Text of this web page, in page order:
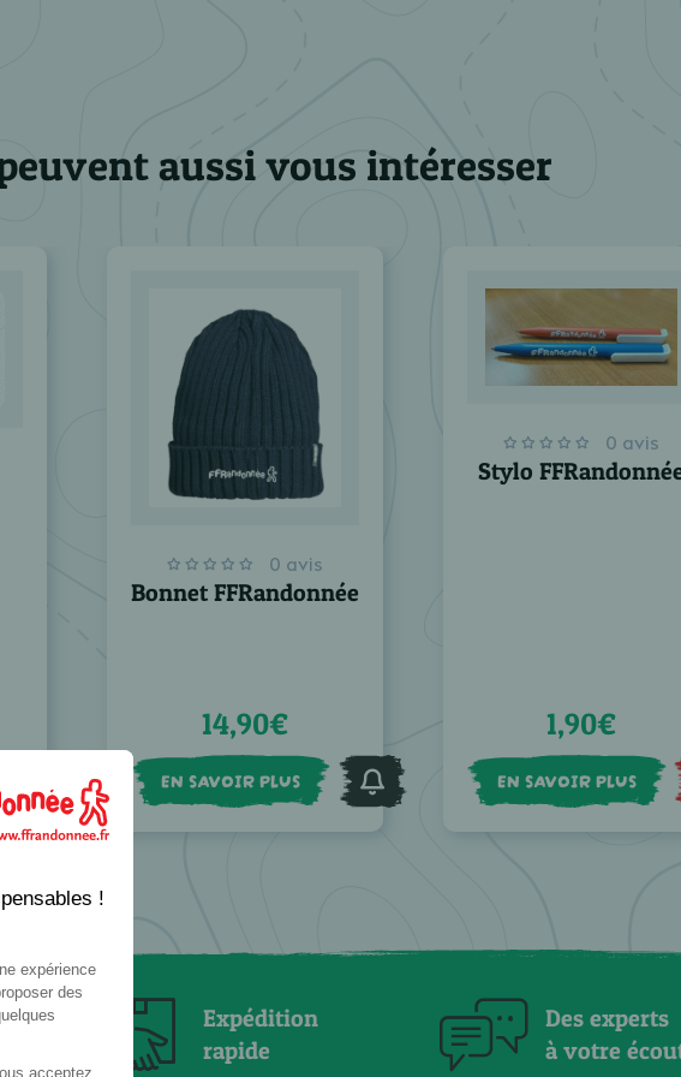
aussi vous intéresser
0 avis
Bonnet FFRandonnée
14,90€
EN SAVOIR PLUS
0 avis
Stylo
1,90€
EN SAVOIR PLUS
Expédition
rapide
Des experts
à votre
!
expérience
des
acceptez.